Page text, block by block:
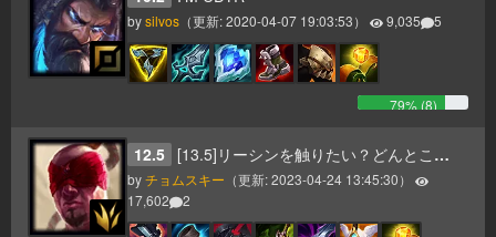
bysilvos （更新:2020-04-07 19:03:53） 9,035 5
79% (8)
12.5 [13.5]リーシンを触りたい？どんとこい！
byチョムスキー （更新:2023-04-24 13:45:30）
17,602
2